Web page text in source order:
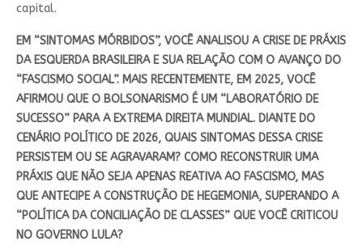
capital.
EM “SINTOMAS MÓRBIDOS”, VOCÊ ANALISOU A CRISE DE PRÁXIS
DA ESQUERDA BRASILEIRA E SUA RELAÇÃO COM O AVANÇO DO
“FASCISMO SOCIAL”. MAIS RECENTEMENTE, EM 2025, VOCÊ
AFIRMOU QUE O BOLSONARISMO É UM “LABORATÓRIO DE
SUCESSO” PARA A EXTREMA DIREITA MUNDIAL. DIANTE DO
CENÁRIO POLÍTICO DE 2026, QUAIS SINTOMAS DESSA CRISE
PERSISTEM OU SE AGRAVARAM? COMO RECONSTRUIR UMA
PRÁXIS QUE NÃO SEJA APENAS REATIVA AO FASCISMO, MAS
QUE ANTECIPE A CONSTRUÇÃO DE HEGEMONIA, SUPERANDO A
“POLÍTICA DA CONCILIAÇÃO DE CLASSES” QUE VOCÊ CRITICOU
NO GOVERNO LULA?